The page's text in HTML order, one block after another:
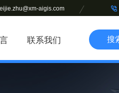
aigis.com
联系我们